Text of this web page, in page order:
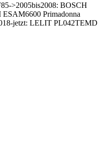
>2005bis2008: BOSCH
Primadonna
jetzt: LELIT PL042TEMD